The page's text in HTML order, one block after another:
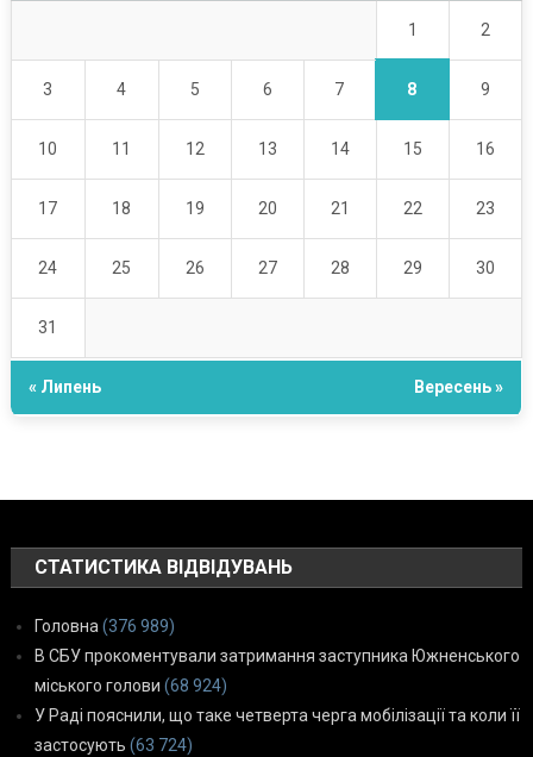
1 2
3 4 5 6 7 8 9
10 11 12 13 14 15 16
17 18 19 20 21 22 23
24 25 26 27 28 29 30
31
« Липень Вересень »
СТАТИСТИКА ВІДВІДУВАНЬ
Головна (376 989)
В СБУ прокоментували затримання заступника Южненського
міського голови (68 924)
У Раді пояснили, що таке четверта черга мобілізації та коли її
застосують (63 724)